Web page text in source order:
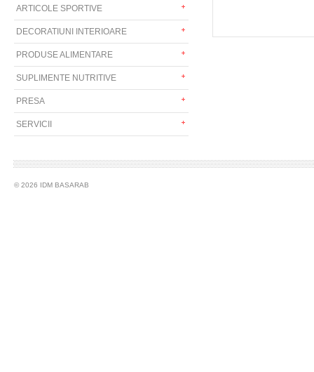
ARTICOLE SPORTIVE
DECORATIUNI INTERIOARE
PRODUSE ALIMENTARE
SUPLIMENTE NUTRITIVE
PRESA
SERVICII
© 2026 IDM BASARAB